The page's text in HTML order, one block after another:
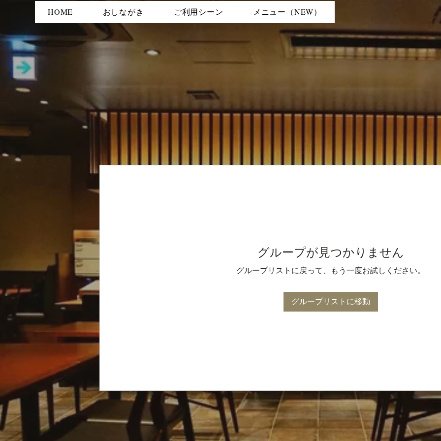
HOME おしながき ご利用シーン メニュー（NEW）
グループが見つかりません
グループリストに戻って、もう一度お試しください。
グループリストに移動